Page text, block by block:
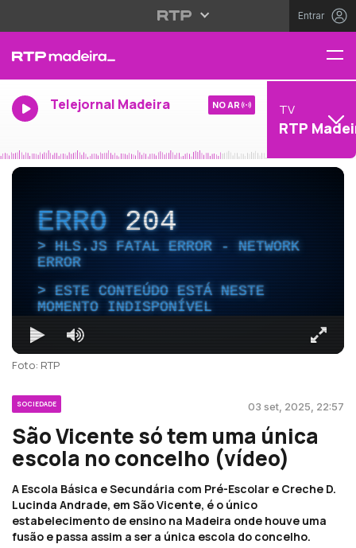
Entrar
Telejornal Madeira NO AR TV
RTP
ERRO204
HLS.JS FATAL ERROR - NETWORK
ERROR
ESTE CONTEÚDO ESTÁ NESTE
MOMENTO INDISPONÍVEL
Foto: RTP
SOCIEDADE 03 set, 2025, 22:57
São Vicente só tem uma única
escola no concelho (vídeo)
A Escola Básica e Secundária com Pré-Escolar e Creche D.
Lucinda Andrade, em São Vicente, é o único
estabelecimento de ensino na Madeira onde houve uma
fusão e passa assim a ser a única escola do concelho.